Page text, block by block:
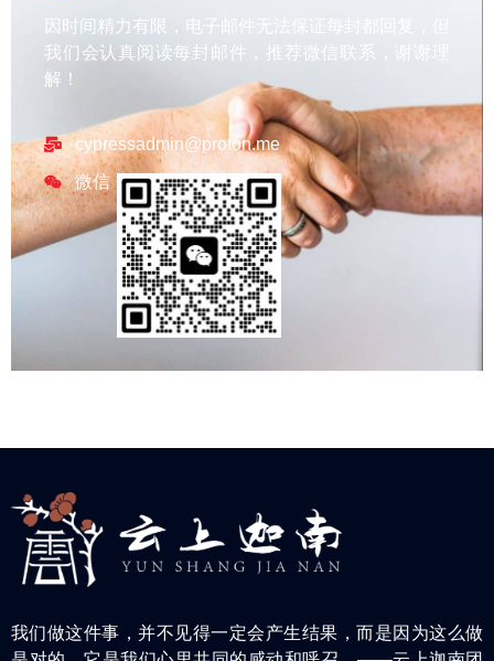
因时间精力有限，电子邮件无法保证每封都回复，但
我们会认真阅读每封邮件，推荐微信联系，谢谢理
解！
cypressadmin@proton.me
微信
我们做这件事，并不见得一定会产生结果，而是因为这么做